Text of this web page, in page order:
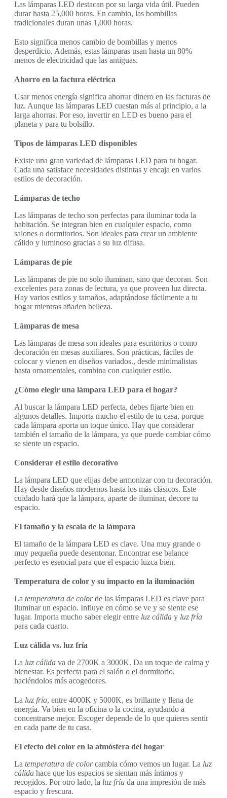
Las lámparas LED destacan por su larga vida útil. Pueden
durar hasta 25,000 horas. En cambio, las bombillas
tradicionales duran unas 1,000 horas.
Esto significa menos cambio de bombillas y menos
desperdicio. Además, estas lámparas usan hasta un 80%
menos de electricidad que las antiguas.
Ahorro en la factura eléctrica
Usar menos energía significa ahorrar dinero en las facturas de
luz. Aunque las lámparas LED cuestan más al principio, a la
larga ahorras. Por eso, invertir en LED es bueno para el
planeta y para tu bolsillo.
Tipos de lámparas LED disponibles
Existe una gran variedad de lámparas LED para tu hogar.
Cada una satisface necesidades distintas y encaja en varios
estilos de decoración.
Lámparas de techo
Las lámparas de techo son perfectas para iluminar toda la
habitación. Se integran bien en cualquier espacio, como
salones o dormitorios. Son ideales para crear un ambiente
cálido y luminoso gracias a su luz difusa.
Lámparas de pie
Las lámparas de pie no solo iluminan, sino que decoran. Son
excelentes para zonas de lectura, ya que proveen luz directa.
Hay varios estilos y tamaños, adaptándose fácilmente a tu
hogar mientras añaden belleza.
Lámparas de mesa
Las lámparas de mesa son ideales para escritorios o como
decoración en mesas auxiliares. Son prácticas, fáciles de
colocar y vienen en diseños variados., desde minimalistas
hasta ornamentales, combina con cualquier estilo.
¿Cómo elegir una lámpara LED para el hogar?
Al buscar la lámpara LED perfecta, debes fijarte bien en
algunos detalles. Importa mucho el estilo de tu casa, porque
cada lámpara aporta un toque único. Hay que considerar
también el tamaño de la lámpara, ya que puede cambiar cómo
se siente un espacio.
Considerar el estilo decorativo
La lámpara LED que elijas debe armonizar con tu decoración.
Hay desde diseños modernos hasta los más clásicos. Este
cuidado hará que la lámpara, aparte de iluminar, decore tu
espacio.
El tamaño y la escala de la lámpara
El tamaño de la lámpara LED es clave. Una muy grande o
muy pequeña puede desentonar. Encontrar ese balance
perfecto es esencial para que el espacio luzca bien.
Temperatura de color y su impacto en la iluminación
La temperatura de colorde las lámparas LED es clave para
iluminar un espacio. Influye en cómo se ve y se siente ese
lugar. Importa mucho saber elegir entre luz cálida y luz fría
para cada cuarto.
Luz cálida vs. luz fría
La luz cálida va de 2700K a 3000K. Da un toque de calma y
bienestar. Es perfecta para el salón o el dormitorio,
haciéndolos más acogedores.
La luz fría, entre 4000K y 5000K, es brillante y llena de
energía. Va bien en la oficina o la cocina, ayudando a
concentrarse mejor. Escoger depende de lo que quieres sentir
en cada parte de tu casa.
El efecto del color en la atmósfera del hogar
La temperatura de colorcambia cómo vemos un lugar. La luz
cálida hace que los espacios se sientan más íntimos y
recogidos. Por otro lado, la luz fría da una impresión de más
espacio y frescura.